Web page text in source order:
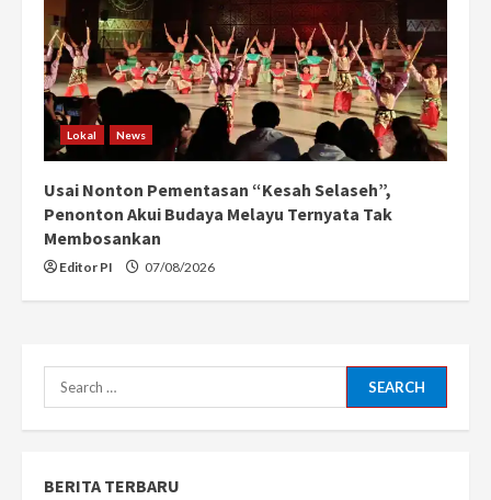
Lokal News
Usai Nonton Pementasan “Kesah Selaseh”,
Penonton Akui Budaya Melayu Ternyata Tak
Membosankan
Editor PI 07/08/2026
Search
for:
BERITA TERBARU